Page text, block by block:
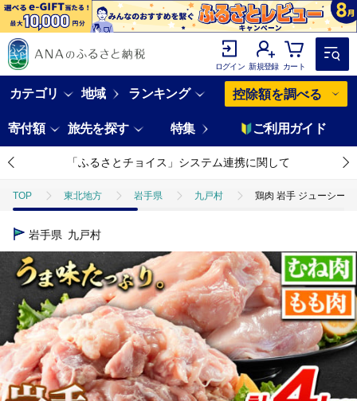
ログイン 新規登録 カート
カテゴリ 地域 ランキング 控除額を調べる
寄付額 旅先を探す 特集 ご利用ガイド
「ふるさとチョイス」システム連携に関して
TOP 東北地方 岩手県 九戸村 鶏肉 岩手 ジューシー
岩手県 九戸村